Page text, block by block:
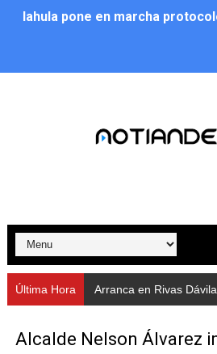
Arranca en Rivas Dávila el
Fundacite culmina primera
Plan Vacacional Comunitario
Alcaldía del Municipio
Fundacite Mérida dicta taller
INN-Mérida celebró el Lacto
Última Hora Arranca en Rivas Dávila el Plan de
Alcalde Nelson Álvarez